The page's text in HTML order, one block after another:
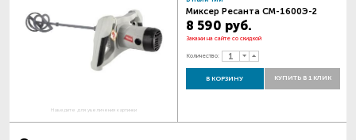
Наведите для увеличения картинки
Миксер Ресанта СМ-1600Э-2
8 590 руб.
Закажи на сайте со скидкой
Количество:
В КОРЗИНУ КУПИТЬ В 1 КЛИК